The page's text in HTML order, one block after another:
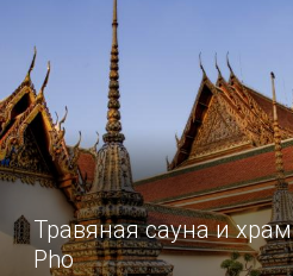
Травяная сауна и
Pho